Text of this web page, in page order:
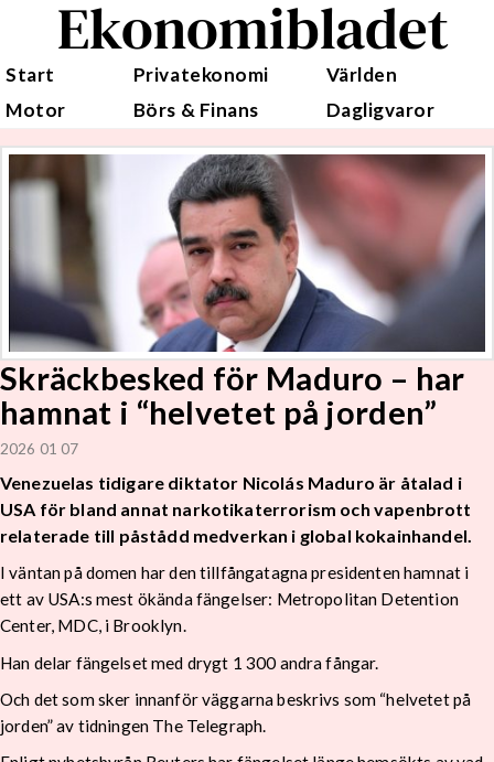
Ekonomibladet
Start Privatekonomi
Världen
Motor
Börs & Finans Dagligvaror
Skräckbesked för Maduro – har
hamnat i “helvetet på jorden”
2026 01 07
Venezuelas tidigare diktator Nicolás Maduro är åtalad i
USA för bland annat narkotikaterrorism och vapenbrott
relaterade till påstådd medverkan i global kokainhandel.
I väntan på domen har den tillfångatagna presidenten hamnat i
ett av USA:s mest ökända fängelser: Metropolitan Detention
Center, MDC, i Brooklyn.
Han delar fängelset med drygt 1 300 andra fångar.
Och det som sker innanför väggarna beskrivs som “helvetet på
jorden” av tidningen The Telegraph.